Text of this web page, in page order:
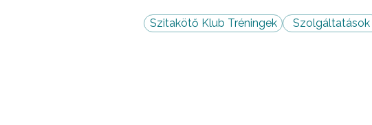
Szitakötő Klub Tréningek Szolgáltatások